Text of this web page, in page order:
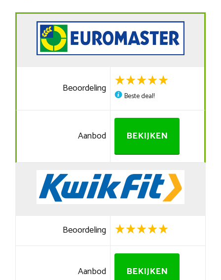
Beoordeling
Beste deal!
Aanbod BEKIJKEN
Beoordeling
Aanbod BEKIJKEN